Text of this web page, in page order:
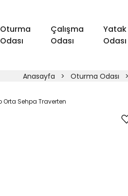
Oturma
Odası
Çalışma
Odası
Yatak
Odası
Anasayfa Oturma Odası